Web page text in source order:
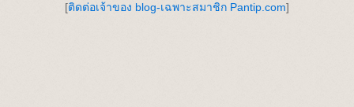
[ติดต่อเจ้าของ blog-เฉพาะสมาชิก Pantip.com]